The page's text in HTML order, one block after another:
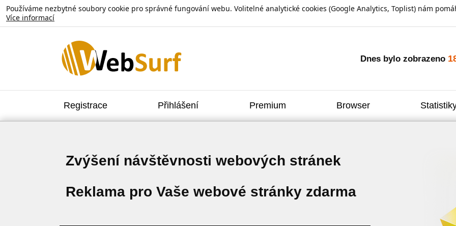
Používáme nezbytné soubory cookie pro správné fungování webu. Volitelné analytické cookies (Google Analytics, Toplist) nám
Více informací
Dnes bylo zobrazeno
Registrace Přihlášení Premium Browser
Zvýšení návštěvnosti webových stránek
Reklama pro Vaše webové stránky zdarma